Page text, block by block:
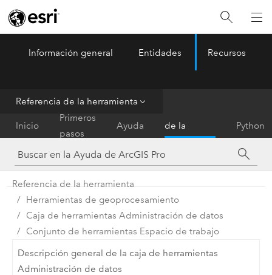
ArcGIS Pro Menu
Información general Entidades Recursos
Referencia de la herramienta
Inicio
Primeros
pasos
Ayuda
de la
herramienta
Python
Referencia de la herramienta
Herramientas de geoprocesamiento
Caja de herramientas Administración de datos
Conjunto de herramientas Espacio de trabajo
Descripción general de la caja de herramientas
Administración de datos